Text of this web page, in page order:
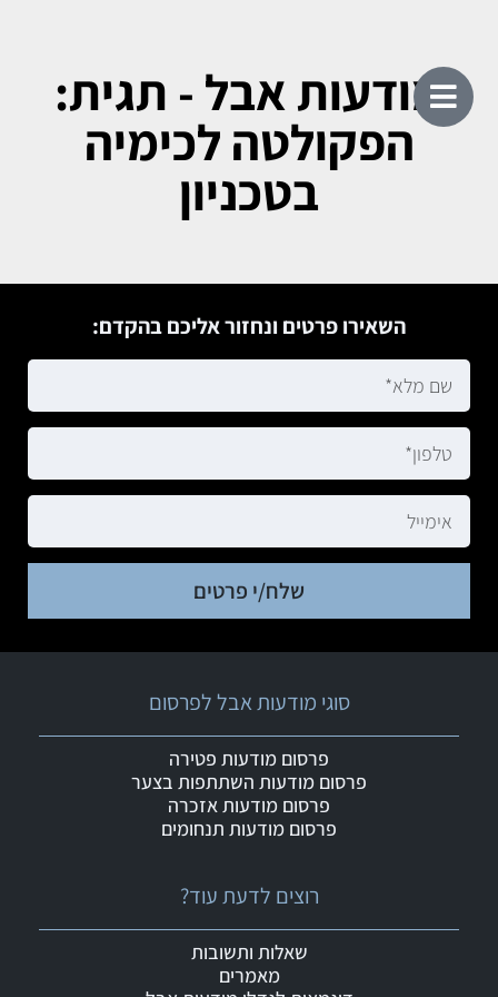
מודעות אבל - תגית:
הפקולטה לכימיה
בטכניון
השאירו פרטים ונחזור אליכם בהקדם:
שלח/י פרטים
רוצים לדעת עוד?
שאלות ותשובות
מאמרים
סוגי מודעות אבל לפרסום
פרסום מודעות פטירה
פרסום מודעות השתתפות בצער
פרסום מודעות אזכרה
פרסום מודעות תנחומים